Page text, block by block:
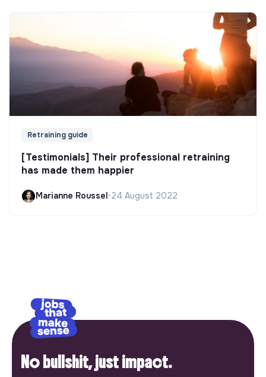
Retraining guide
[Testimonials] Their professional retraining
has made them happier
Marianne Roussel •24 August 2022
No bullshit, just impact.